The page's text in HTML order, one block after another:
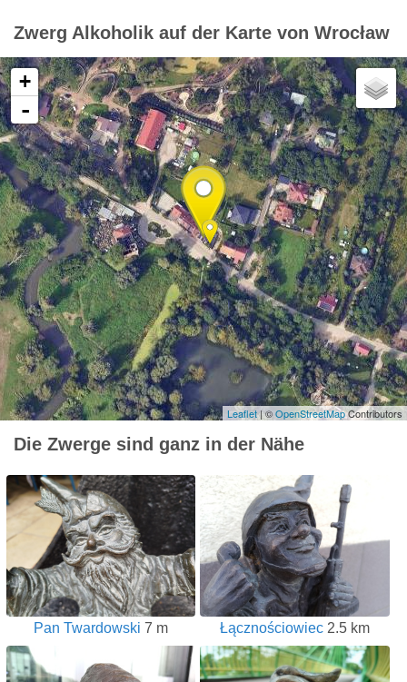
Zwerg Alkoholik auf der Karte von Wrocław
+
-
Leaflet| ©OpenStreetMapContributors
Die Zwerge sind ganz in der Nähe
Pan Twardowski 7 m Łącznościowiec2.5 km